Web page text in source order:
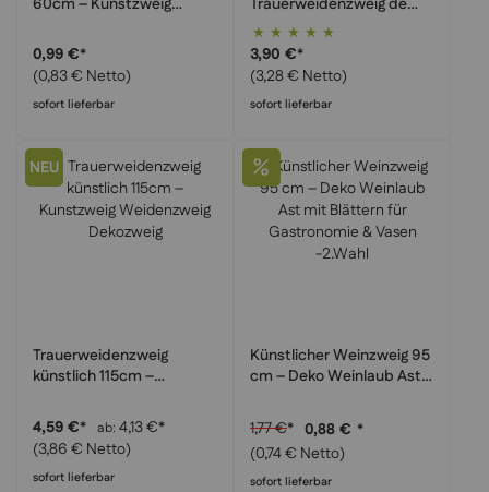
0,99 €*
(0,83 € Netto)
sofort lieferbar
Luxe 115 cm –
Hochwertiger Hängeast,
Premium Kunstzweig
Bewertung:
100%
3,90 €*
(3,28 € Netto)
sofort lieferbar
NEU
Trauerweidenzweig
künstlich 115cm –
Dekozweig
4,59 €* ab 4,13 €*
(3,86 € Netto)
sofort lieferbar
Künstlicher Weinzweig 95
cm – Deko Weinlaub Ast
Gastronomie & Vasen
-2.Wahl
1,77 €* 0,88 € *
(0,74 € Netto)
sofort lieferbar